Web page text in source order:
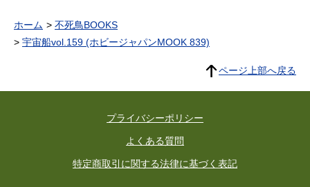
ホーム
不死鳥BOOKS
宇宙船vol.159 (ホビージャパンMOOK 839)
ページ上部へ戻る
プライバシーポリシー
よくある質問
特定商取引に関する法律に基づく表記